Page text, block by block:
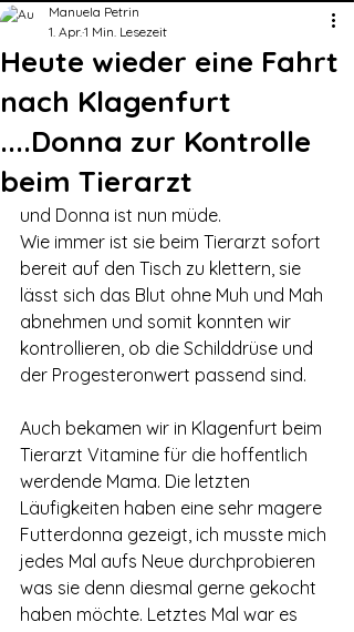
Heute wieder eine Fahrt
nach Klagenfurt
....Donna zur Kontrolle
beim Tierarzt
Manuela Petrin
1. Apr.1 Min. Lesezeit
und Donna ist nun müde.
Wie immer ist sie beim Tierarzt sofort
bereit auf den Tisch zu klettern, sie
lässt sich das Blut ohne Muh und Mah
abnehmen und somit konnten wir
kontrollieren, ob die Schilddrüse und
der Progesteronwert passend sind.
Auch bekamen wir in Klagenfurt beim
Tierarzt Vitamine für die hoffentlich
werdende Mama. Die letzten
Läufigkeiten haben eine sehr magere
Futterdonna gezeigt, ich musste mich
jedes Mal aufs Neue durchprobieren
was sie denn diesmal gerne gekocht
haben möchte. Letztes Mal war es